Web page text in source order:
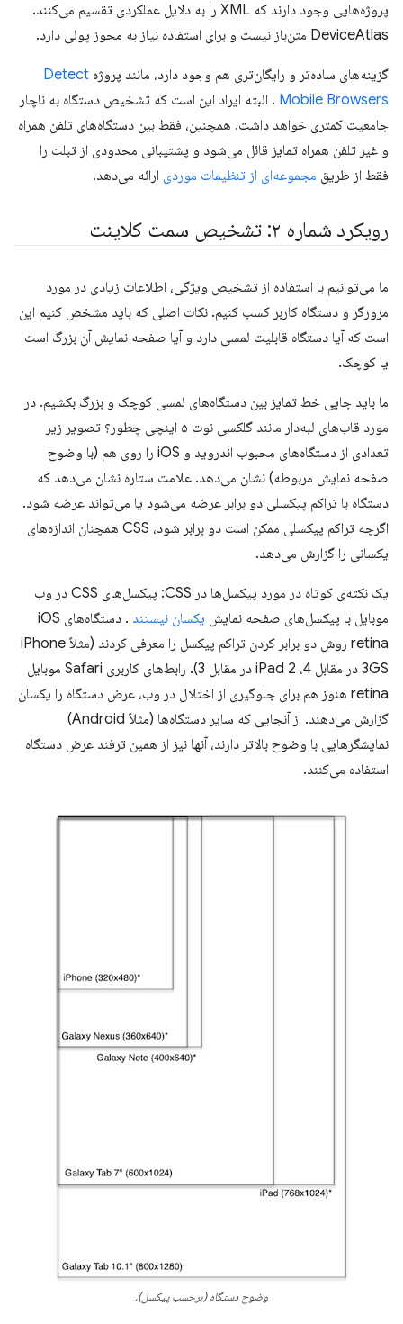
پروژه‌هایی وجود دارند که XML را به دلایل عملکردی تقسیم می‌کنند.
DeviceAtlas متن‌باز نیست و برای استفاده نیاز به مجوز پولی دارد.
گزینه‌های ساده‌تر و رایگان‌تری هم وجود دارد، مانند پروژه Detect
Mobile Browsers . البته ایراد این است که تشخیص دستگاه به ناچار
جامعیت کمتری خواهد داشت. همچنین، فقط بین دستگاه‌های تلفن همراه
و غیر تلفن همراه تمایز قائل می‌شود و پشتیبانی محدودی از تبلت را
فقط از طریق مجموعه‌ای از تنظیمات موردی ارائه می‌دهد.
رویکرد شماره ۲: تشخیص سمت کلاینت
ما می‌توانیم با استفاده از تشخیص ویژگی، اطلاعات زیادی در مورد
مرورگر و دستگاه کاربر کسب کنیم. نکات اصلی که باید مشخص کنیم این
است که آیا دستگاه قابلیت لمسی دارد و آیا صفحه نمایش آن بزرگ است
یا کوچک.
ما باید جایی خط تمایز بین دستگاه‌های لمسی کوچک و بزرگ بکشیم. در
مورد قاب‌های لبه‌دار مانند گلکسی نوت ۵ اینچی چطور؟ تصویر زیر
تعدادی از دستگاه‌های محبوب اندروید و iOS را روی هم (با وضوح
صفحه نمایش مربوطه) نشان می‌دهد. علامت ستاره نشان می‌دهد که
دستگاه با تراکم پیکسلی دو برابر عرضه می‌شود یا می‌تواند عرضه شود.
اگرچه تراکم پیکسلی ممکن است دو برابر شود، CSS همچنان اندازه‌های
یکسانی را گزارش می‌دهد.
یک نکته‌ی کوتاه در مورد پیکسل‌ها در CSS: پیکسل‌های CSS در وب
موبایل با پیکسل‌های صفحه نمایش یکسان نیستند
. دستگاه‌های iOS
retina روش دو برابر کردن تراکم پیکسل را معرفی کردند (مثلاً iPhone
3GS در مقابل 4، iPad 2 در مقابل 3). رابط‌های کاربری Safari موبایل
retina هنوز هم برای جلوگیری از اختلال در وب، عرض دستگاه را یکسان
گزارش می‌دهند. از آنجایی که سایر دستگاه‌ها (مثلاً Android)
نمایشگرهایی با وضوح بالاتر دارند، آنها نیز از همین ترفند عرض دستگاه
استفاده می‌کنند.
وضوح دستگاه (برحسب پیکسل).